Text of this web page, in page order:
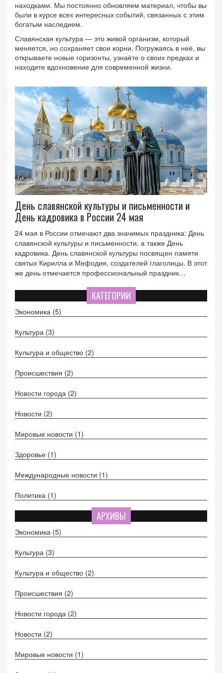
находками. Мы постоянно обновляем материал, чтобы вы
были в курсе всех интересных событий, связанных с этим
богатым наследием.
Славянская культура — это живой организм, который
меняется, но сохраняет свои корни. Погружаясь в неё, вы
открываете новые горизонты, узнаёте о своих предках и
находите вдохновение для современной жизни.
День славянской культуры и письменности и
День кадровика в России 24 мая
24 мая в России отмечают два значимых праздника: День
славянской культуры и письменности, а также День
кадровика. День славянской культуры посвящен памяти
святых Кирилла и Мефодия, создателей глаголицы. В этот
же день отмечается профессиональный праздник
года, который положил начало трудовым отношениям в
России.
КАТЕГОРИИ
Экономика (5)
Культура (3)
Культура и общество (2)
Происшествия (2)
Новости города (2)
Новости (2)
Мировые новости (1)
Здоровье (1)
Международные новости (1)
Политика (1)
АРХИВЫ
Экономика (5)
Культура (3)
Культура и общество (2)
Происшествия (2)
Новости города (2)
Новости (2)
Мировые новости (1)